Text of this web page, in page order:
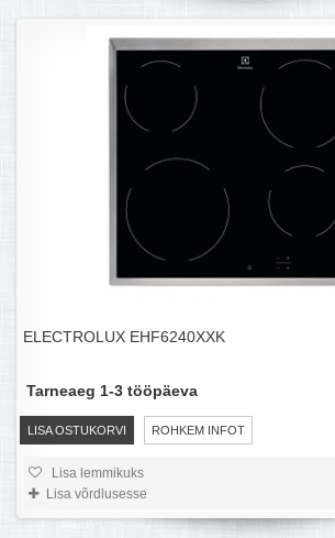
ELECTROLUX EHF6240XXK
LISA OSTUKORVI ROHKEM INFOT
Tarneaeg 1-3 tööpäeva
Lisa lemmikuks
Lisa võrdlusesse